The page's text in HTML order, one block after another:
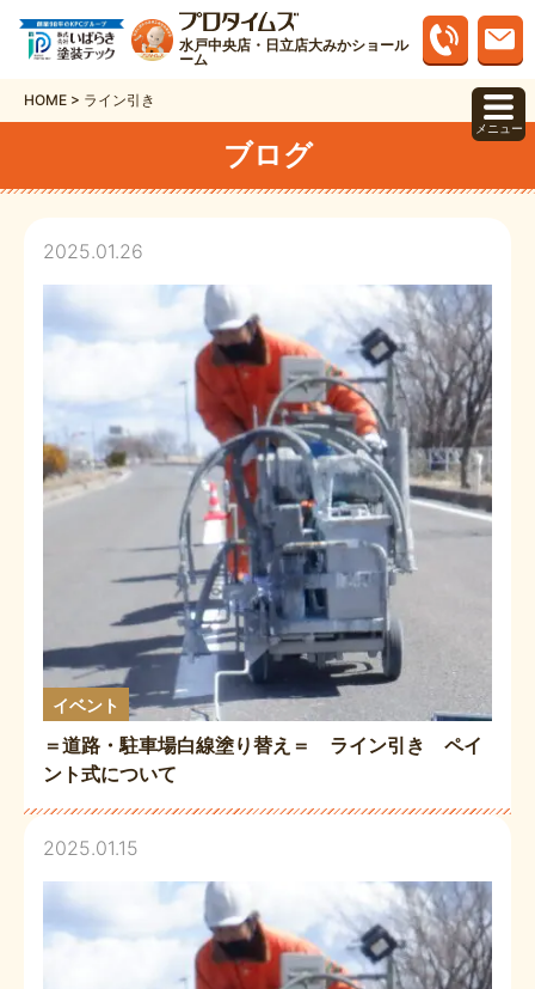
水戸中央店・日立店大みかショール
ーム
HOME > ライン引き
ブログ
2025.01.26
イベント
＝道路・駐車場白線塗り替え＝ ライン引き ペイ
ント式について
2025.01.15
メニュー